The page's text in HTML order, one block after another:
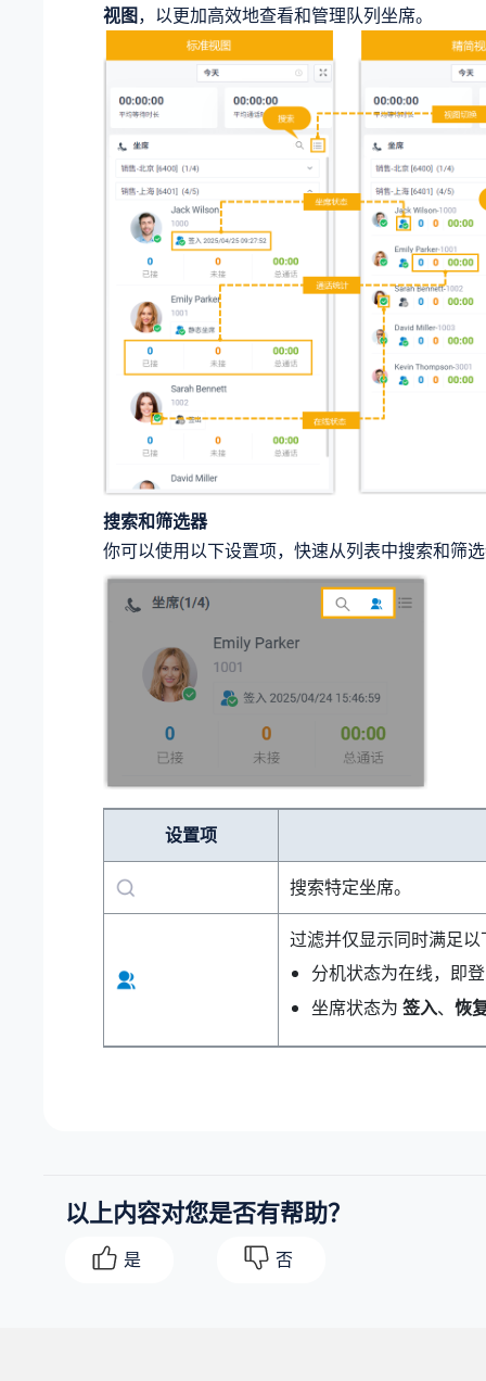
视图，以更加高效地查看和管理队列坐席。
搜索和筛选器
你可以使用以下设置项，快速从列表中搜索和筛
设置项
搜索特定坐席。
过滤并仅显示同时满足
分机状态为在线，即
坐席状态为 签入、 恢
以上内容对您是否有帮助？
是 否